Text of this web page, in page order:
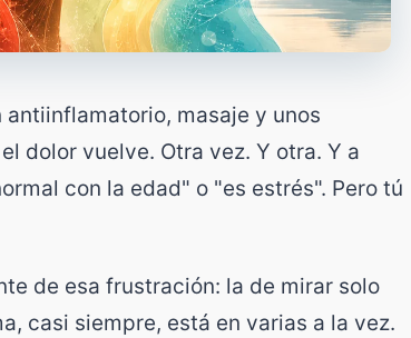
masaje y unos
dolor vuelve. Otra vez. Y otra. Y a
con la edad" o "es estrés". Pero tú
de esa frustración: la de mirar solo
casi siempre, está en varias a la vez.